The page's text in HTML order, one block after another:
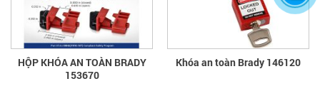
HỘP KHÓA AN TOÀN BRADY
153670
Khóa an toàn Brady 146120